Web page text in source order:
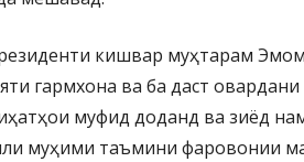
кишвар муҳтарам
гармхона ва ба даст овардани
муфид доданд ва зиёд
муҳими таъмини фаровонии